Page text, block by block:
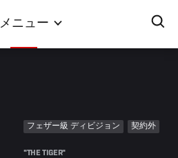
メニュー
フェザー級 ディビジョン 契約外
"THE TIGER"